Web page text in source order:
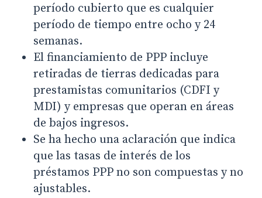
período cubierto que es cualquier
período de tiempo entre ocho y 24
semanas.
El financiamiento de PPP incluye
retiradas de tierras dedicadas para
prestamistas comunitarios (CDFI y
MDI) y empresas que operan en áreas
de bajos ingresos.
Se ha hecho una aclaración que indica
que las tasas de interés de los
préstamos PPP no son compuestas y no
ajustables.